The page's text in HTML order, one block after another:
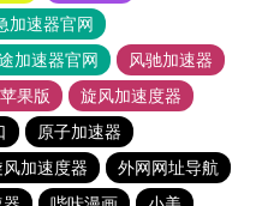
加速器官网
加速器官网
风驰加速器
果版
旋风加速度器
原子加速器
风加速度器
外网网址导航